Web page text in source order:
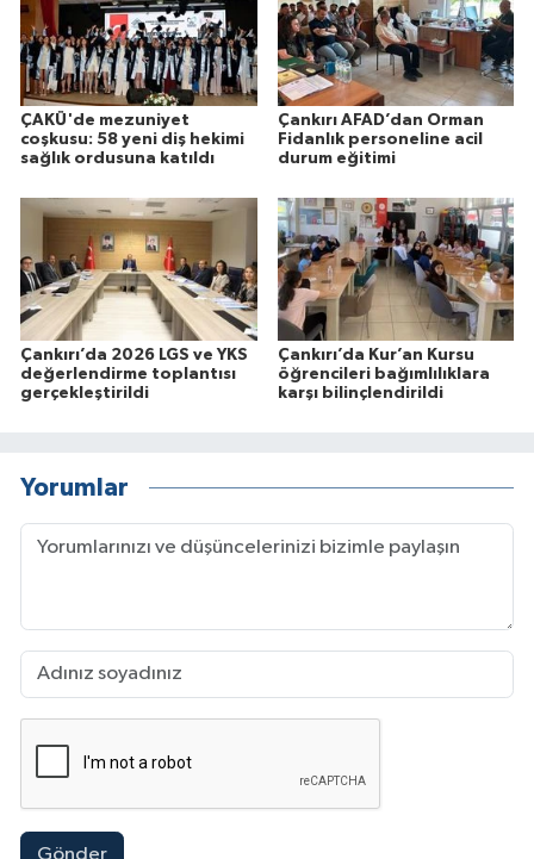
ÇAKÜ'de mezuniyet
coşkusu: 58 yeni diş hekimi
sağlık ordusuna katıldı
Çankırı AFAD’dan Orman
Fidanlık personeline acil
durum eğitimi
Çankırı’da 2026 LGS ve YKS
değerlendirme toplantısı
gerçekleştirildi
Çankırı’da Kur’an Kursu
öğrencileri bağımlılıklara
karşı bilinçlendirildi
Yorumlar